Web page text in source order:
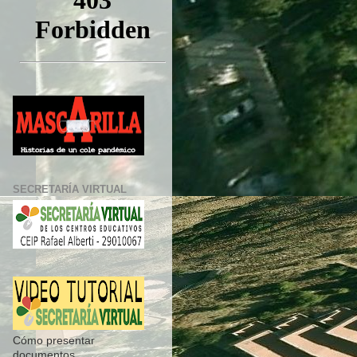
SECRETARÍA VIRTUAL
Cómo presentar